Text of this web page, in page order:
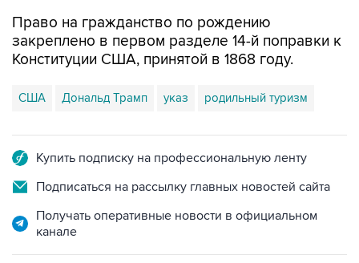
Право на гражданство по рождению
закреплено в первом разделе 14-й поправки к
Конституции США, принятой в 1868 году.
США Дональд Трамп указ родильный туризм
Купить подписку на профессиональную ленту
Подписаться на рассылку главных новостей сайта
Получать оперативные новости в официальном
канале